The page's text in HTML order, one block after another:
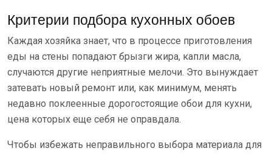
Критерии подбора кухонных обоев
Каждая хозяйка знает, что в процессе приготовления
еды на стены попадают брызги жира, капли масла,
случаются другие неприятные мелочи. Это вынуждает
затевать новый ремонт или, как минимум, менять
недавно поклеенные дорогостоящие обои для кухни,
цена которых еще себя не оправдала.
Чтобы избежать неправильного выбора материала для